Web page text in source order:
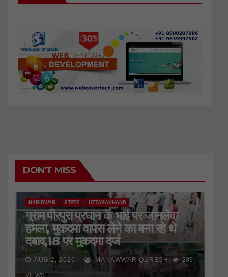
DON'T MISS
HARIDWAR STATE UTTARAKHAND
ग्राम पीरपुरा प्रधान के भाई पर जानलेवा
हमला, मुकदमा वापस लेने का बना रहे थे
दबाव,18 पर मुकदमा दर्ज
AUG 2, 2026 MANAWWAR QURESHI 209